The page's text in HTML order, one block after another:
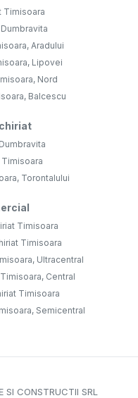
Timisoara
Aradului
Lipovei
Nord
Balcescu
Torontalului
Timisoara
Timisoara
Ultracentral
Central
Timisoara
Semicentral
SI CONSTRUCTII SRL